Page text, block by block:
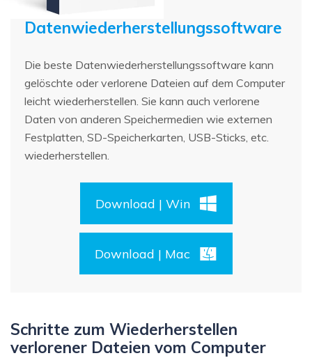
Datenwiederherstellungssoftware
Die beste Datenwiederherstellungssoftware kann
gelöschte oder verlorene Dateien auf dem Computer
leicht wiederherstellen. Sie kann auch verlorene
Daten von anderen Speichermedien wie externen
Festplatten, SD-Speicherkarten, USB-Sticks, etc.
wiederherstellen.
Download | Win
Download | Mac
Schritte zum Wiederherstellen
verlorener Dateien vom Computer